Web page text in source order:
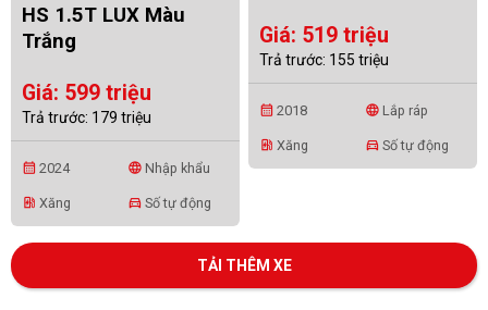
HS 1.5T LUX Màu
Trắng
Giá: 599 triệu
Trả trước: 179 triệu
calendar_month 2024 language Nhập khẩu
ev_station Xăng directions_car Số tự động
Giá: 519 triệu
Trả trước: 155 triệu
calendar_month 2018 language Lắp ráp
ev_station Xăng directions_car Số tự động
TẢI THÊM XE